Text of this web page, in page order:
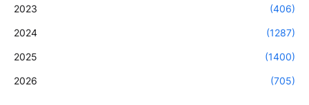
2023 (406)
2024 (1287)
2025 (1400)
2026 (705)